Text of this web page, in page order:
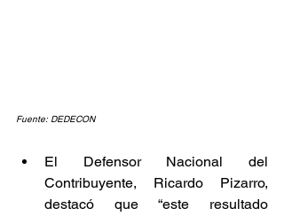
Fuente: DEDECON
El Defensor Nacional del
Contribuyente, Ricardo Pizarro,
destacó que “este resultado